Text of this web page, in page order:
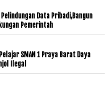
Data Pribadi,Bangun
Pemerintah
SMAN 1 Praya Barat Daya
Ilegal